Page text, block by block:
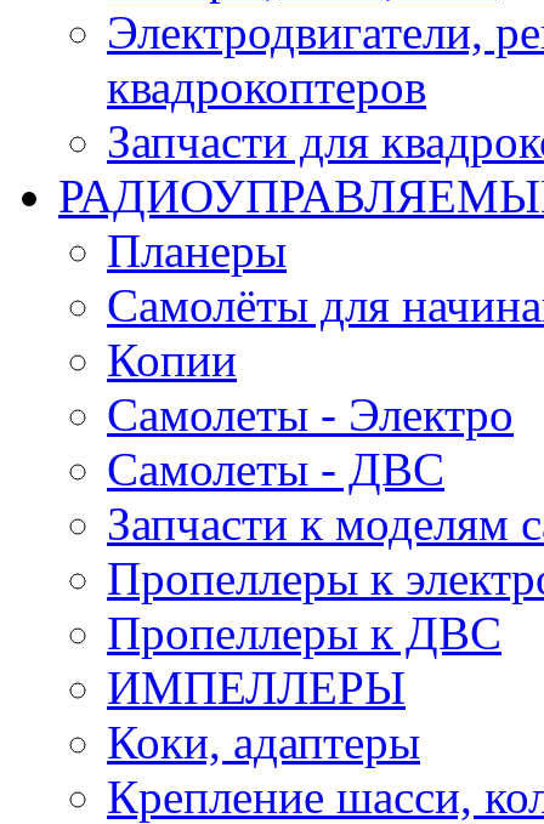
Электродвигатели,
квадрокоптеров
Запчасти для
Планеры
Самолёты для
Копии
Самолеты - Электро
Самолеты - ДВС
Запчасти к моделям
Пропеллеры к
Пропеллеры к ДВС
ИМПЕЛЛЕРЫ
Коки, адаптеры
Крепление шасси,